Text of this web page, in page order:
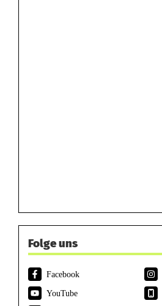
Folge uns
Facebook
YouTube